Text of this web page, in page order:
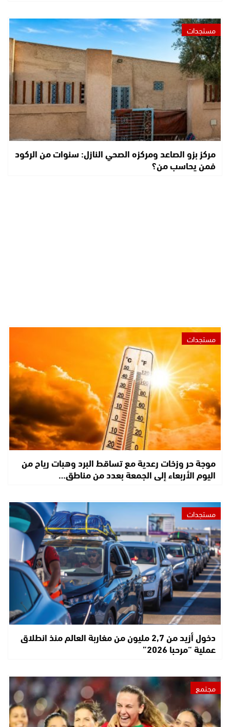
مستجدات
مركز بزو الصاعد ومركزه الصحي النازل: سنوات من الركود
فمن يحاسب من؟
مستجدات
موجة حر وزخات رعدية مع تساقط البرد وهبات رياح من
اليوم الأربعاء إلى الجمعة بعدد من مناطق…
مستجدات
دخول أزيد من 2,7 مليون من مغاربة العالم منذ انطلاق
عملية “مرحبا 2026”
مجتمع